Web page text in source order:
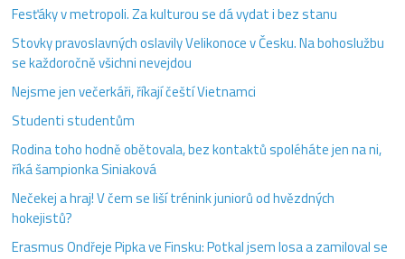
Fesťáky v metropoli. Za kulturou se dá vydat i bez stanu
Stovky pravoslavných oslavily Velikonoce v Česku. Na bohoslužbu
se každoročně všichni nevejdou
Nejsme jen večerkáři, říkají čeští Vietnamci
Studenti studentům
Rodina toho hodně obětovala, bez kontaktů spoléháte jen na ni,
říká šampionka Siniaková
Nečekej a hraj! V čem se liší trénink juniorů od hvězdných
hokejistů?
Erasmus Ondřeje Pipka ve Finsku: Potkal jsem losa a zamiloval se